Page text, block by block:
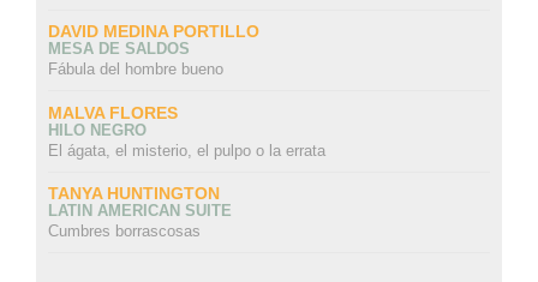
DAVID MEDINA PORTILLO
MESA DE SALDOS
Fábula del hombre bueno
MALVA FLORES
HILO NEGRO
El ágata, el misterio, el pulpo o la errata
TANYA HUNTINGTON
LATIN AMERICAN SUITE
Cumbres borrascosas